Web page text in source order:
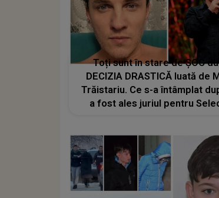
Toți sunt în stare de ȘOC
DECIZIA DRASTICĂ luată de
Trăistariu. Ce s-a întâmplat
a fost ales juriul pentru
fermă și asumată..."